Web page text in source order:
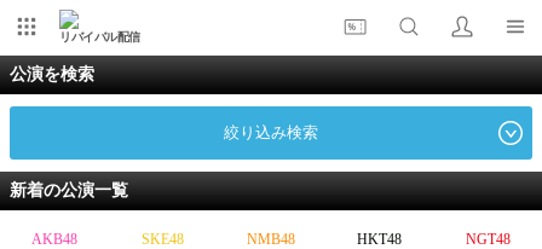
リバイバル配信
公演を検索
絞り込み検索
新着の公演一覧
AKB48 SKE48 NMB48 HKT48 NGT48